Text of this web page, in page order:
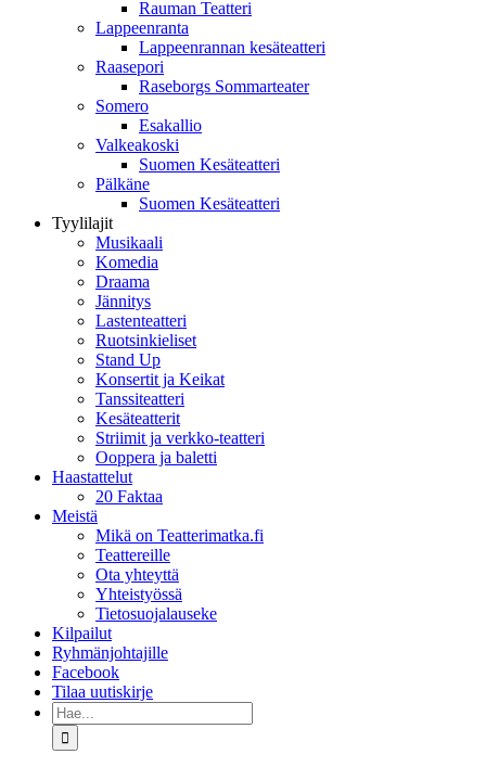
Rauman Teatteri
Lappeenranta
Lappeenrannan kesäteatteri
Raasepori
Raseborgs Sommarteater
Somero
Esakallio
Valkeakoski
Suomen Kesäteatteri
Pälkäne
Suomen Kesäteatteri
Tyylilajit
Musikaali
Komedia
Draama
Jännitys
Lastenteatteri
Ruotsinkieliset
Stand Up
Konsertit ja Keikat
Tanssiteatteri
Kesäteatterit
Striimit ja verkko-teatteri
Ooppera ja baletti
Haastattelut
20 Faktaa
Meistä
Mikä on Teatterimatka.fi
Teattereille
Ota yhteyttä
Yhteistyössä
Tietosuojalauseke
Kilpailut
Ryhmänjohtajille
Facebook
Tilaa uutiskirje
Etsi
...